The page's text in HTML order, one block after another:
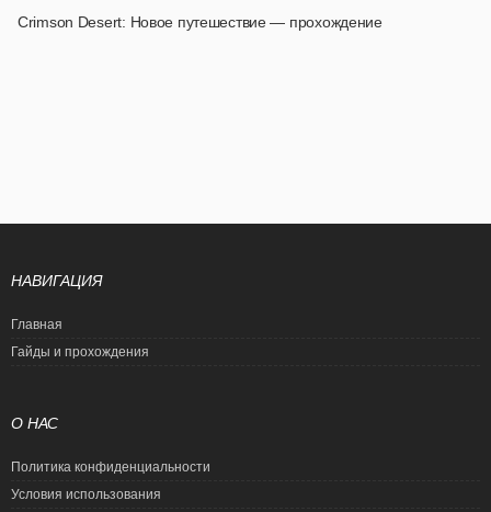
Crimson Desert: Новое путешествие — прохождение
НАВИГАЦИЯ
Главная
Гайды и прохождения
О НАС
Политика конфиденциальности
Условия использования